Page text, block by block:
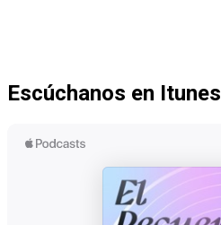
Escúchanos en Itunes